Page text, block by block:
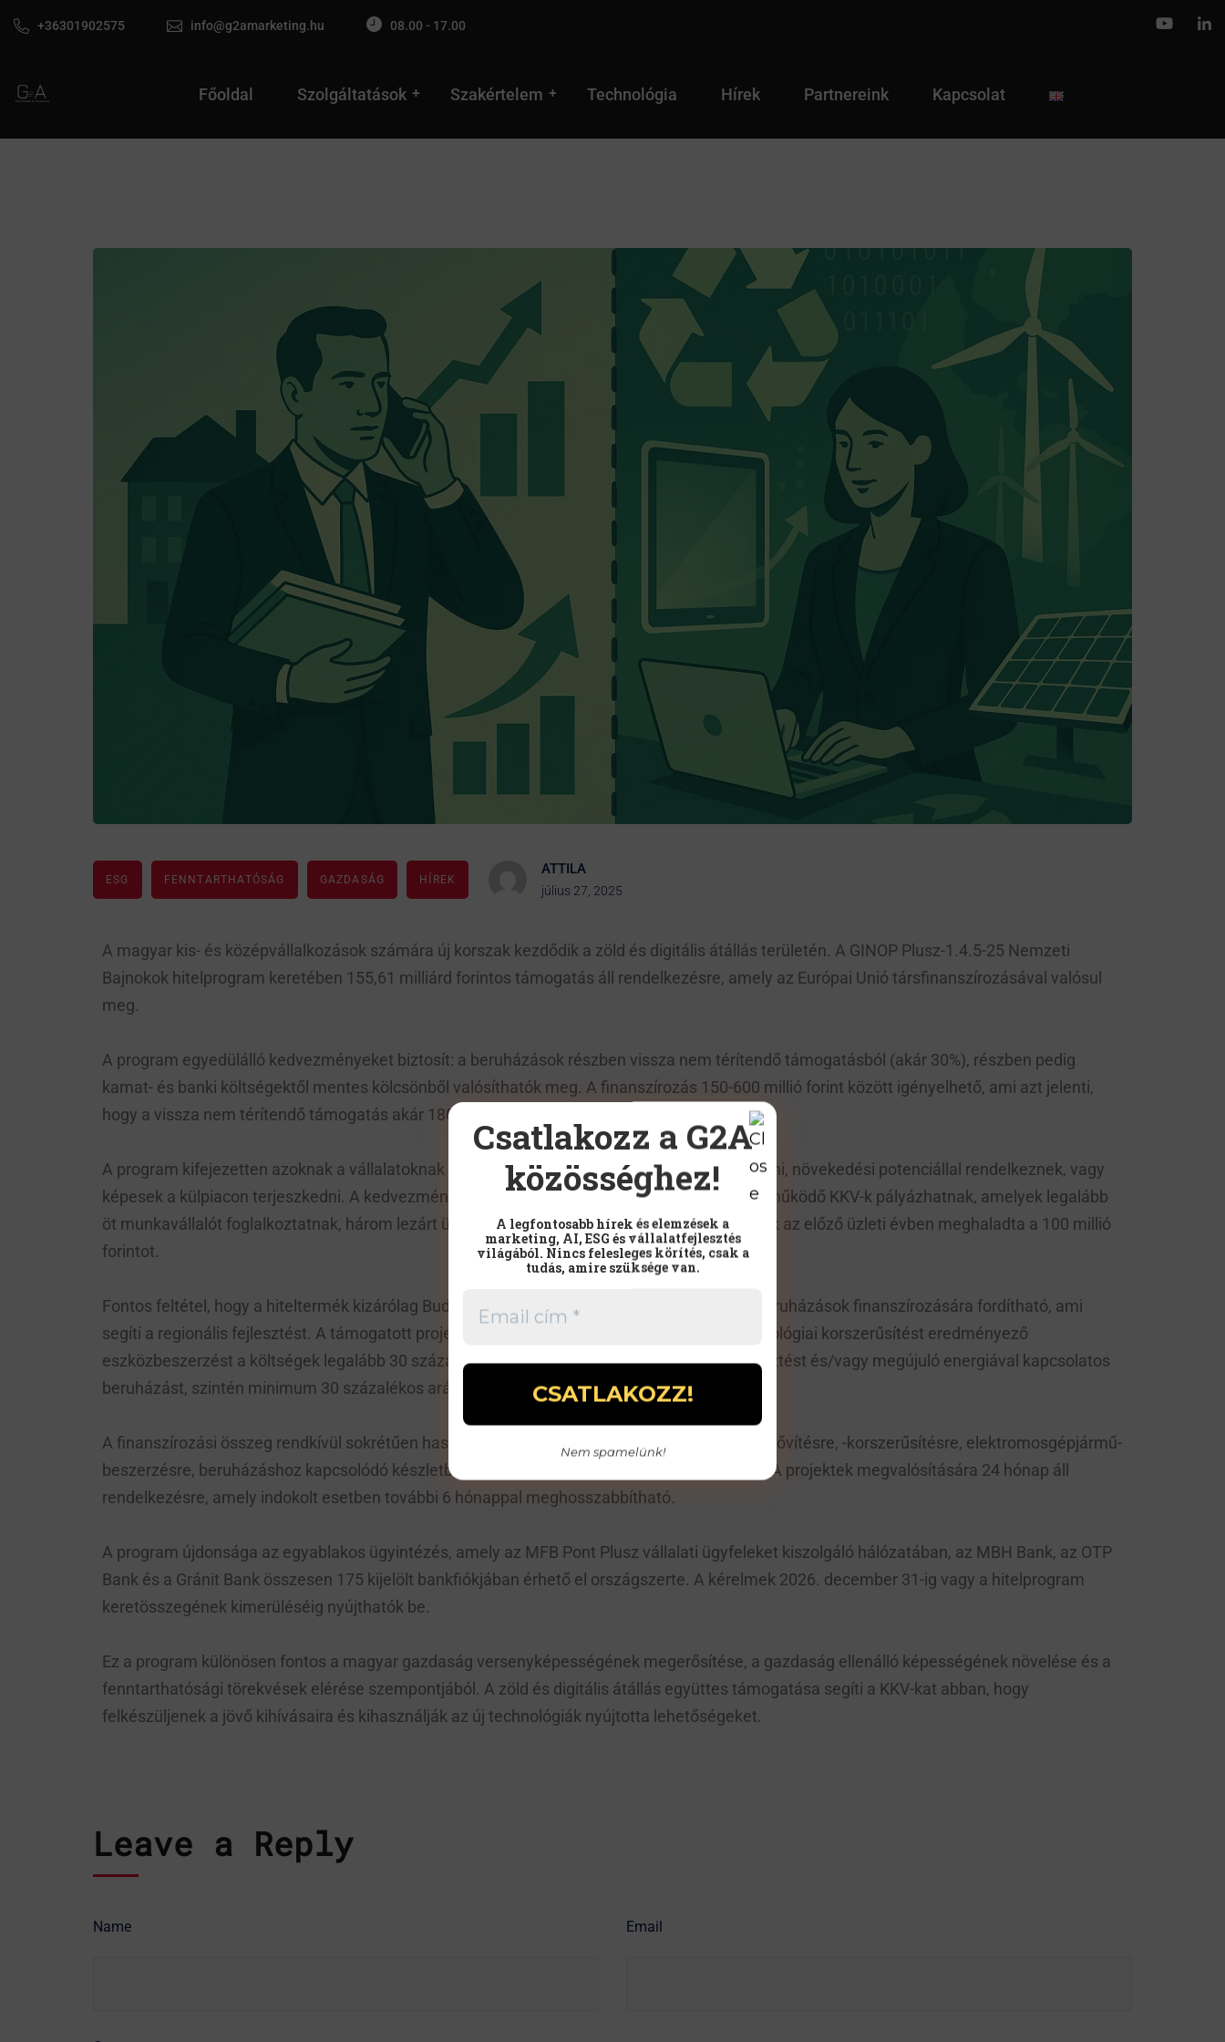
+36301902575 info@g2amarketing.hu 08.00 - 17.00
Főoldal Szolgáltatások Szakértelem Technológia Hírek Partnereink Kapcsolat
ESG FENNTARTHATÓSÁG GAZDASÁG HÍREK
ATTILA
július 27, 2025
A magyar kis- és középvállalkozások számára új korszak kezdődik a zöld és digitális átállás területén. A GINOP Plusz-1.4.5-25 Nemzeti
Bajnokok hitelprogram keretében 155,61 milliárd forintos támogatás áll rendelkezésre, amely az Európai Unió társfinanszírozásával valósul
meg.
A program egyedülálló kedvezményeket biztosít: a beruházások részben vissza nem térítendő támogatásból (akár 30%), részben pedig
kamat- és banki költségektől mentes kölcsönből valósíthatók meg. A finanszírozás 150-600 millió forint között igényelhető, ami azt jelenti,
hogy a vissza nem térítendő támogatás akár 180 millió forint is lehet.
A program kifejezetten azoknak a vállalatoknak szól, amelyek versenyelőnyt tudnak felmutatni, növekedési potenciállal rendelkeznek, vagy
képesek a külpiacon terjeszkedni. A kedvezményes hitelre beszállítóként vagy exportőrként működő KKV-k pályázhatnak, amelyek legalább
öt munkavállalót foglalkoztatnak, három lezárt üzleti évvel rendelkeznek, és nettó árbevételük az előző üzleti évben meghaladta a 100 millió
forintot.
Fontos feltétel, hogy a hiteltermék kizárólag Budapesten kívüli településeken megvalósuló beruházások finanszírozására fordítható, ami
segíti a regionális fejlesztést. A támogatott projekteknek kötelezően tartalmazniuk kell technológiai korszerűsítést eredményező
eszközbeszerzést a költségek legalább 30 százalékában, valamint infokommunikációs fejlesztést és/vagy megújuló energiával kapcsolatos
beruházást, szintén minimum 30 százalékos arányban.
A finanszírozási összeg rendkívül sokrétűen használható fel: ingatlanépítésre, -átalakításra, -bővítésre, -korszerűsítésre, elektromosgépjármű-
beszerzésre, beruházáshoz kapcsolódó készletbeszerzésre, sőt akár kísérleti fejlesztésre is. A projektek megvalósítására 24 hónap áll
rendelkezésre, amely indokolt esetben további 6 hónappal meghosszabbítható.
A program újdonsága az egyablakos ügyintézés, amely az MFB Pont Plusz vállalati ügyfeleket kiszolgáló hálózatában, az MBH Bank, az OTP
Bank és a Gránit Bank összesen 175 kijelölt bankfiókjában érhető el országszerte. A kérelmek 2026. december 31-ig vagy a hitelprogram
keretösszegének kimerüléséig nyújthatók be.
Ez a program különösen fontos a magyar gazdaság versenyképességének megerősítése, a gazdaság ellenálló képességének növelése és a
fenntarthatósági törekvések elérése szempontjából. A zöld és digitális átállás együttes támogatása segíti a KKV-kat abban, hogy
felkészüljenek a jövő kihívásaira és kihasználják az új technológiák nyújtotta lehetőségeket.
Csatlakozz a G2A
közösséghez!
A legfontosabb hírek és elemzések a
marketing, AI, ESG és vállalatfejlesztés
világából. Nincs felesleges körítés, csak a
tudás, amire szüksége van.
Nem spamelünk!
Leave a Reply
Name Email